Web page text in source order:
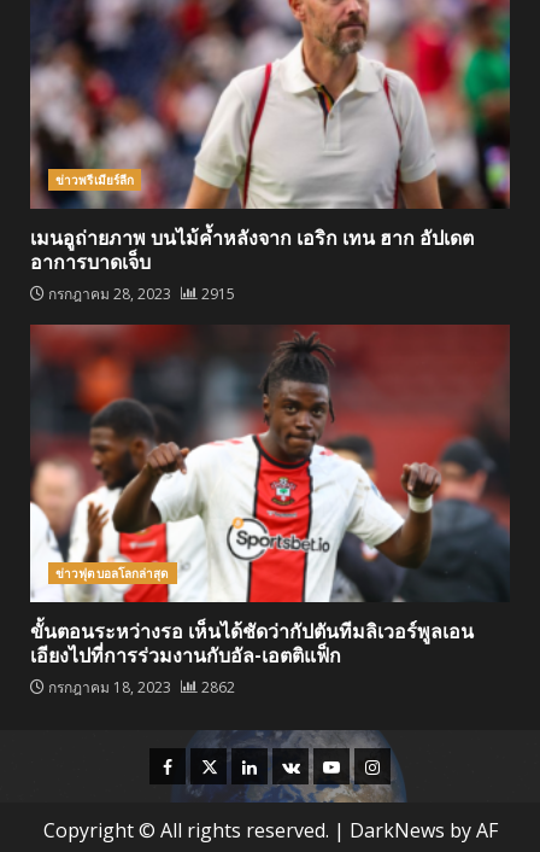
ข่าวพรีเมียร์ลีก
เมนอูถ่ายภาพ บนไม้ค้ำหลังจาก เอริก เทน ฮาก อัปเดต
อาการบาดเจ็บ
กรกฎาคม 28, 2023 2915
ข่าวฟุตบอลโลกล่าสุด
ขั้นตอนระหว่างรอ เห็นได้ชัดว่ากัปตันทีมลิเวอร์พูลเอน
เอียงไปที่การร่วมงานกับอัล-เอตติแฟ็ก
กรกฎาคม 18, 2023 2862
Facebook
TwitterLinkedin
VK YoutubeInstagram
Copyright © All rights reserved. | DarkNews by AF